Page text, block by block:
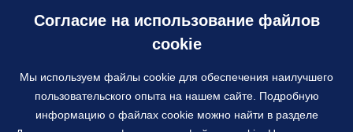
Контактная форма
Согласие на использование файлов
cookie
Мы используем файлы cookie для обеспечения наилучшего
пользовательского опыта на нашем сайте. Подробную
информацию о файлах cookie можно найти в разделе